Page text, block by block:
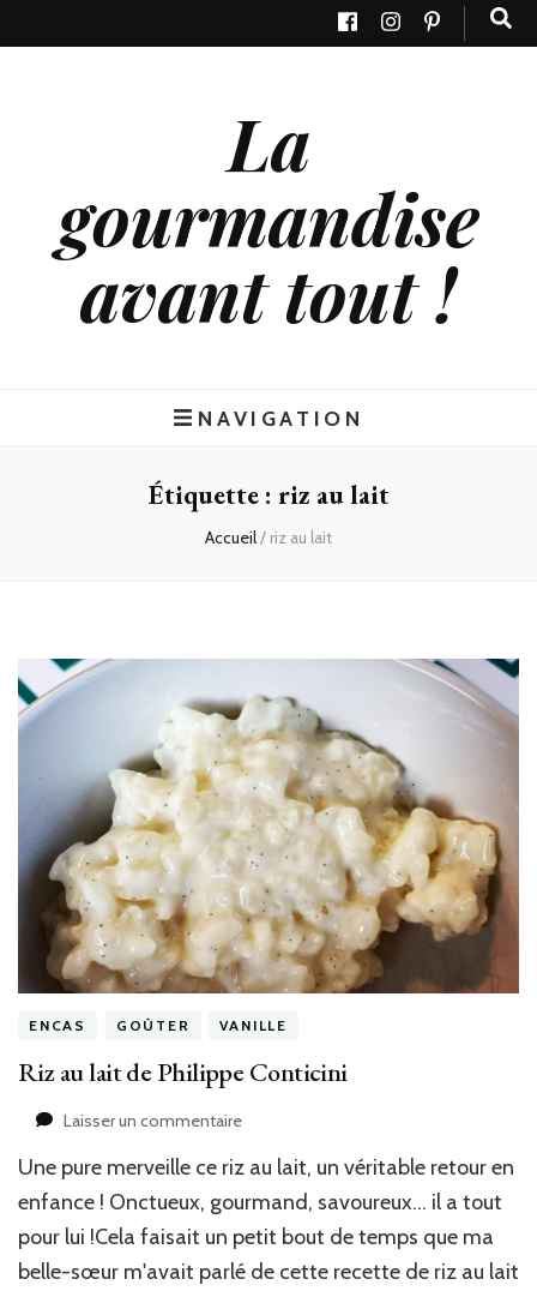
La
gourmandise
avant tout !
NAVIGATION
Étiquette : riz au lait
Accueil/ riz au lait
ENCAS GOÛTER VANILLE
Riz au lait de Philippe Conticini
Laisser un commentairesur
au
lait
Philippe
Conticini
Une pure merveille ce riz au lait, un véritable retour en
enfance ! Onctueux, gourmand, savoureux… il a tout
pour lui !Cela faisait un petit bout de temps que ma
belle-sœur m'avait parlé de cette recette de riz au lait